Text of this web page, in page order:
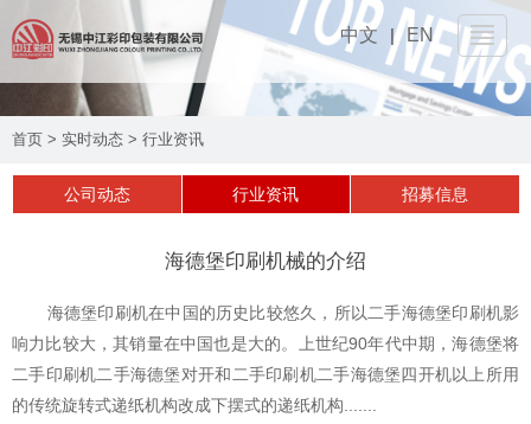
中文 | EN
网站首页
可持续性 ▼
实时动态
首页 > 实时动态 > 行业资讯
公司动态 行业资讯 招募信息
海德堡印刷机械的介绍
海德堡印刷机在中国的历史比较悠久，所以二手海德堡印刷机影
响力比较大，其销量在中国也是大的。上世纪90年代中期，海德堡将
二手印刷机二手海德堡对开和二手印刷机二手海德堡四开机以上所用
的传统旋转式递纸机构改成下摆式的递纸机构.......